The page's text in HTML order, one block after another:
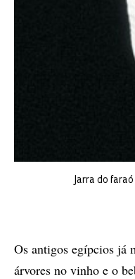
Jarra do
Os antigos egípcios já
árvores no vinho e o